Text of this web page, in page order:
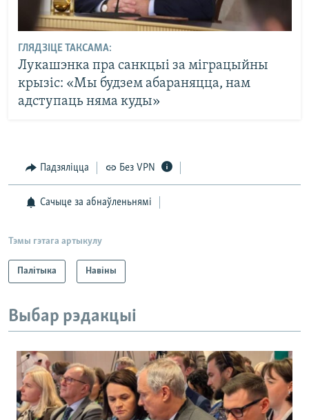
ГЛЯДЗІЦЕ ТАКСАМА:
Лукашэнка пра санкцыі за міграцыйны
крызіс: «Мы будзем абараняцца, нам
адступаць няма куды»
Падзяліцца Без VPN
Сачыце за абнаўленьнямі
Тэмы гэтага артыкулу
Палітыка Навіны
Выбар рэдакцыі